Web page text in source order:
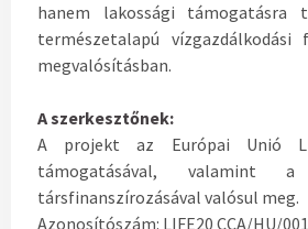
hanem lakossági támogatásra
természetalapú
megvalósításban.
A szerkesztőnek:
A projekt az Európai Unió
támogatásával, valamint
társfinanszírozásával valósul meg.
Azonosítószám: LIFE20 CCA/HU/